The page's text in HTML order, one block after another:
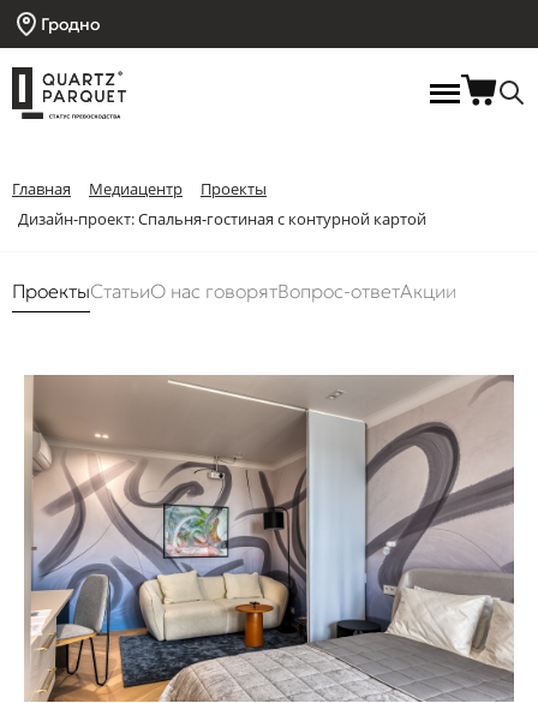
Гродно
Главная Медиацентр
Проекты
Дизайн-проект: Спальня-гостиная с контурной картой
ПроектыСтатьиО нас говорятВопрос-ответАкции